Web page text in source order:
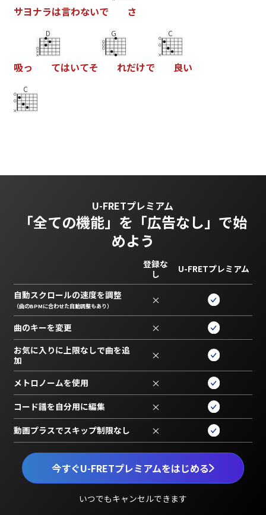
サヨナラは言わないで さ
吸っ
D
てはいてそ
G
れだけで
C
良い
C
U-FRETプレミアム
「全ての機能」を 「広告なし」で始
めよう
今すぐU-FRETプレミアムをはじめる
いつでもキャンセルできます
登録な
し
U-FRETプレミアム
自動スクロールの速度を調整
（曲のBPMに合わせた自動調整もあり） ×
曲のキーを変更 ×
お気に入りに上限なしで曲を追
加
×
メトロノームを使用 ×
コード譜を自分用に編集 ×
動画プラスでスキップ制限なし ×